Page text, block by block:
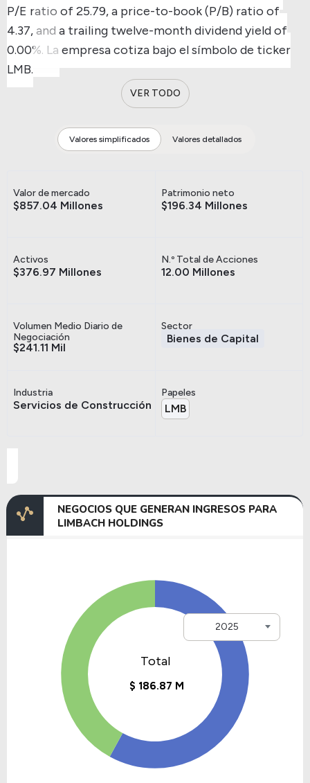
P/E ratio of 25.79, a price-to-book (P/B) ratio of
4.37, and a trailing twelve-month dividend yield of
0.00%. La empresa cotiza bajo el símbolo de ticker
LMB.
VER TODO
Valores simplificados Valores detallados
Valor de mercado
$857.04 Millones
Patrimonio neto
$196.34 Millones
Activos
$376.97 Millones
N.º Total de Acciones
12.00 Millones
Volumen Medio Diario de
Negociación
$241.11 Mil
Sector
Bienes de Capital
Industria
Servicios de Construcción
Papeles
LMB
NEGOCIOS QUE GENERAN INGRESOS PARA
LIMBACH HOLDINGS
2025